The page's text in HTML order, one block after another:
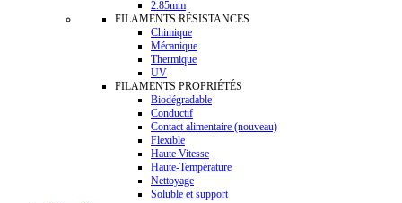
2.85mm
FILAMENTS RÉSISTANCES
Chimique
Mécanique
Thermique
UV
FILAMENTS PROPRIÉTÉS
Biodégradable
Conductif
Contact alimentaire (nouveau)
Flexible
Haute Vitesse
Haute-Température
Nettoyage
Soluble et support